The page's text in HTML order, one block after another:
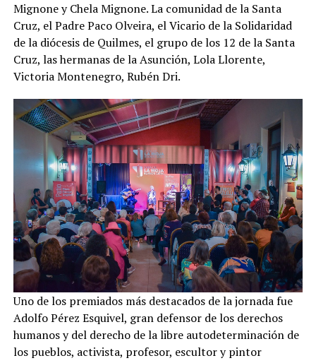
Mignone y Chela Mignone. La comunidad de la Santa
Cruz, el Padre Paco Olveira, el Vicario de la Solidaridad
de la diócesis de Quilmes, el grupo de los 12 de la Santa
Cruz, las hermanas de la Asunción, Lola Llorente,
Victoria Montenegro, Rubén Dri.
Uno de los premiados más destacados de la jornada fue
Adolfo Pérez Esquivel, gran defensor de los derechos
humanos y del derecho de la libre autodeterminación de
los pueblos, activista, profesor, escultor y pintor